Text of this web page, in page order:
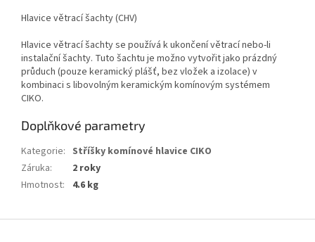
Hlavice větrací šachty (CHV)
Hlavice větrací šachty se používá k ukončení větrací nebo-li
instalační šachty. Tuto šachtu je možno vytvořit jako prázdný
průduch (pouze keramický plášť, bez vložek a izolace) v
kombinaci s libovolným keramickým komínovým systémem
CIKO.
Doplňkové parametry
Kategorie: Stříšky komínové hlavice CIKO
Záruka:
2 roky
Hmotnost: 4.6 kg